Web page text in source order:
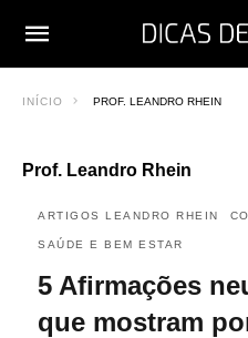
INÍCIO PROF. LEANDRO RHEIN
Prof. Leandro Rhein
ARTIGOS LEANDRO RHEIN
SAÚDE E BEM ESTAR
5 Afirmações
que mostram